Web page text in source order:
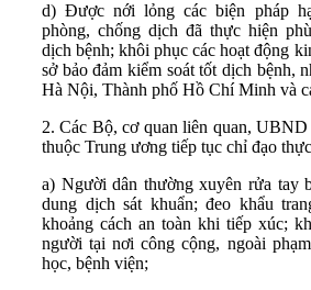
d) Được nới lỏng các biện pháp
phòng, chống dịch đã thực hiện
dịch bệnh; khôi phục các hoạt động
sở bảo đảm kiểm soát tốt dịch bệnh,
Hà Nội, Thành phố Hồ Chí Minh và
2. Các Bộ, cơ quan liên quan,
thuộc Trung ương tiếp tục chỉ đạo
a) Người dân thường xuyên rửa tay
dung dịch sát khuẩn; đeo khẩu
khoảng cách an toàn khi tiếp xúc;
người tại nơi công cộng, ngoài
học, bệnh viện;